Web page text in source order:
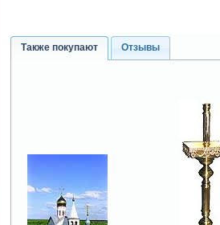
Также покупают Отзывы